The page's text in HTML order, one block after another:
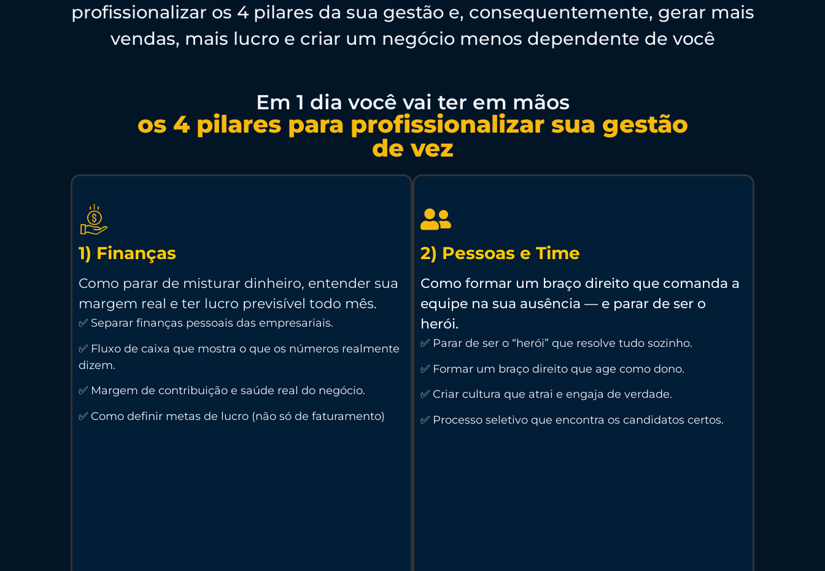
profissionalizar os 4 pilares da sua gestão e, consequentemente, gerar mais
vendas, mais lucro e criar um negócio menos dependente de você
Em 1 dia você vai ter em mãos
os 4 pilares para profissionalizar sua gestão
de vez
1) Finanças
Como parar de misturar dinheiro, entender sua
margem real e ter lucro previsível todo mês.
✅ Separar finanças pessoais das empresariais.
✅ Fluxo de caixa que mostra o que os números realmente
dizem.
✅ Margem de contribuição e saúde real do negócio.
✅ Como definir metas de lucro (não só de faturamento)
2) Pessoas e Time
Como formar um braço direito que comanda a
equipe na sua ausência — e parar de ser o
herói.
✅ Parar de ser o “herói” que resolve tudo sozinho.
✅ Formar um braço direito que age como dono.
✅ Criar cultura que atrai e engaja de verdade.
✅ Processo seletivo que encontra os candidatos certos.